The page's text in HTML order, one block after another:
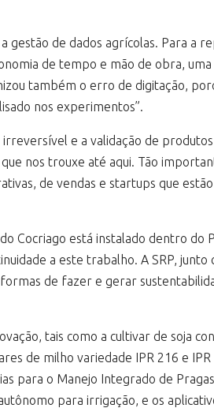
gestão de dados agrícolas. Para a
de tempo e mão de obra,
também o erro de digitação,
nos experimentos”.
e a validação de
nos trouxe até aqui. Tão
de vendas e startups que
Cocriago está instalado dentro do
a este trabalho. A SRP, junto
de fazer e gerar
tais como a cultivar de soja
de milho variedade IPR 216 e IPR
para o Manejo Integrado de
para irrigação, e os